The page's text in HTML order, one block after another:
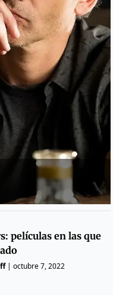
películas en las que
| octubre 7, 2022